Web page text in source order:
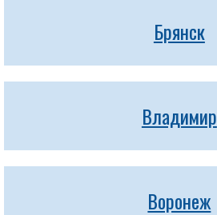
Брянск
Владимир
Воронеж